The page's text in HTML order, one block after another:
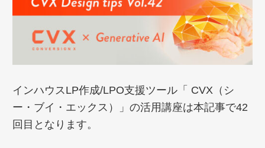
インハウスLP作成/LPO支援ツール「 CVX（シ
ー・ブイ・エックス）」の活用講座は本記事で42
回目となります。